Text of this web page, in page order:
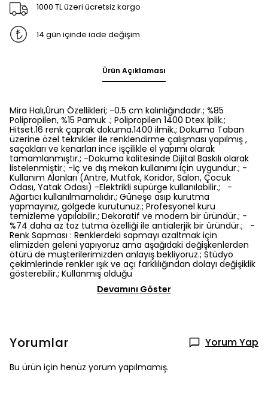
1000 TL üzeri ücretsiz kargo
14 gün içinde iade değişim
Ürün Açıklaması
Mira Halı,Ürün Özellikleri; -0.5 cm kalınlığındadır.; %85
Polipropilen, %15 Pamuk .; Polipropilen 1400 Dtex İplik.;
Hitset.16 renk çaprak dokuma.1400 ilmik.; Dokuma Taban
üzerine özel teknikler ile renklendirme çalışması yapılmış ,
saçakları ve kenarları ince işçilikle el yapımı olarak
tamamlanmıştır.; -Dokuma kalitesinde Dijital Baskılı olarak
listelenmiştir.; -İç ve dış mekan kullanımı için uygundur.; -
Kullanım Alanları (Antre, Mutfak, Koridor, Salon, Çocuk
Odası, Yatak Odası) -Elektrikli süpürge kullanılabilir.; -
Ağartıcı kullanılmamalıdır.; Güneşe asıp kurutma
yapmayınız, gölgede kurutunuz.; Profesyonel kuru
temizleme yapılabilir.; Dekoratif ve modern bir üründür.; -
%74 daha az toz tutma özelliği ile antialerjik bir üründür.; -
Renk Sapması : Renklerdeki sapmayı azaltmak için
elimizden geleni yapıyoruz ama aşağıdaki değişkenlerden
ötürü de müşterilerimizden anlayış bekliyoruz.; Stüdyo
çekimlerinde renkler ışık ve açı farklılığından dolayı değişiklik
gösterebilir.; Kullanmış olduğu
Devamını Göster
Yorumlar Yorum Yap
Bu ürün için henüz yorum yapılmamış.